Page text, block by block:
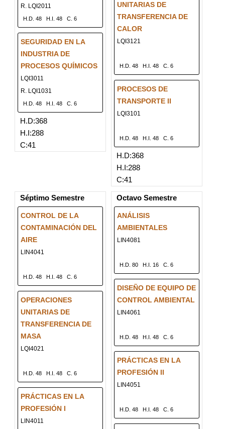
R. LQI2011
H.D. 48 H.I. 48 C. 6
SEGURIDAD EN LA
INDUSTRIA DE
PROCESOS QUÍMICOS
LQI3011
R. LQI1031
H.D. 48 H.I. 48 C. 6
H.D:368
H.I:288
C:41
UNITARIAS DE
TRANSFERENCIA DE
CALOR
LQI3121
H.D. 48 H.I. 48 C. 6
PROCESOS DE
TRANSPORTE II
LQI3101
H.D. 48 H.I. 48 C. 6
H.D:368
H.I:288
C:41
Séptimo Semestre
CONTROL DE LA
CONTAMINACIÓN DEL
AIRE
LIN4041
H.D. 48 H.I. 48 C. 6
OPERACIONES
UNITARIAS DE
TRANSFERENCIA DE
MASA
LQI4021
H.D. 48 H.I. 48 C. 6
PRÁCTICAS EN LA
PROFESIÓN I
LIN4011
Octavo Semestre
ANÁLISIS
AMBIENTALES
LIN4081
H.D. 80 H.I. 16 C. 6
DISEÑO DE EQUIPO DE
CONTROL AMBIENTAL
LIN4061
H.D. 48 H.I. 48 C. 6
PRÁCTICAS EN LA
PROFESIÓN II
LIN4051
H.D. 48 H.I. 48 C. 6